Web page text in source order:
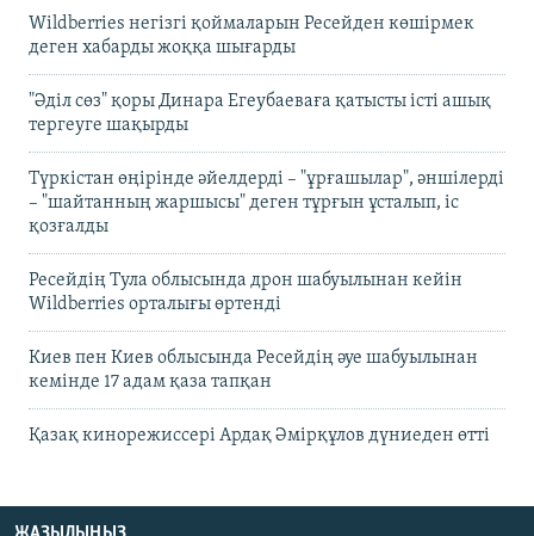
Wildberries негізгі қоймаларын Ресейден көшірмек
деген хабарды жоққа шығарды
"Әділ сөз" қоры Динара Егеубаеваға қатысты істі ашық
тергеуге шақырды
Түркістан өңірінде әйелдерді – "ұрғашылар", әншілерді
– "шайтанның жаршысы" деген тұрғын ұсталып, іс
қозғалды
Ресейдің Тула облысында дрон шабуылынан кейін
Wildberries орталығы өртенді
Киев пен Киев облысында Ресейдің әуе шабуылынан
кемінде 17 адам қаза тапқан
Қазақ кинорежиссері Ардақ Әмірқұлов дүниеден өтті